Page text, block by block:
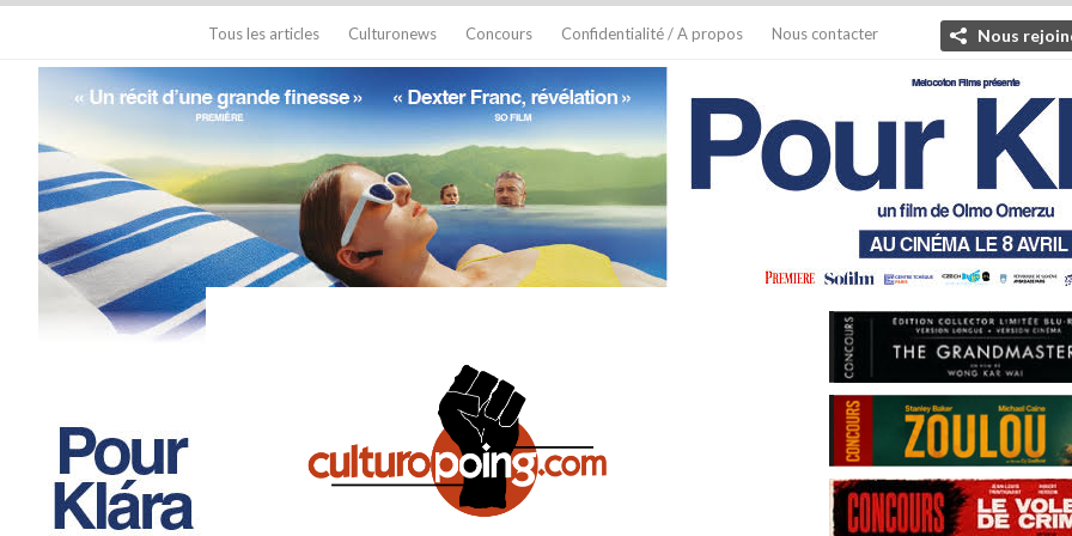
Tous les articles Culturonews Concours Confidentialité / A propos Nous contacter Nous